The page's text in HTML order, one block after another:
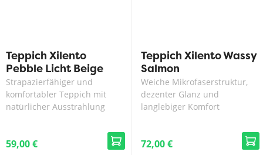
Teppich Xilento
Pebble Licht Beige
Strapazierfähiger und
komfortabler Teppich mit
natürlicher Ausstrahlung
59,00 €
Teppich Xilento Wassy
Salmon
Weiche Mikrofaserstruktur,
dezenter Glanz und
langlebiger Komfort
72,00 €